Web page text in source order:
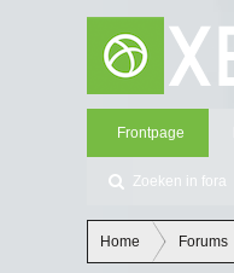
Frontpage
Zoeken in fora
Home Forums